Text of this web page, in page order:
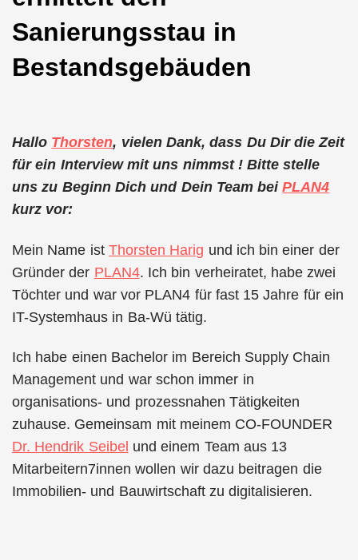
Sanierungsstau in
Bestandsgebäuden
Hallo Thorsten, vielen Dank, dass Du Dir die Zeit
für ein Interview mit uns nimmst ! Bitte stelle
uns zu Beginn Dich und Dein Team beiPLAN4
kurz vor:
Mein Name ist Thorsten Harig und ich bin einer der
Gründer der PLAN4. Ich bin verheiratet, habe zwei
Töchter und war vor PLAN4 für fast 15 Jahre für ein
IT-Systemhaus in Ba-Wü tätig.
Ich habe einen Bachelor im Bereich Supply Chain
Management und war schon immer in
organisations- und prozessnahen Tätigkeiten
zuhause. Gemeinsam mit meinem CO-FOUNDER
Dr. Hendrik Seibel und einem Team aus 13
Mitarbeitern7innen wollen wir dazu beitragen die
Immobilien- und Bauwirtschaft zu digitalisieren.